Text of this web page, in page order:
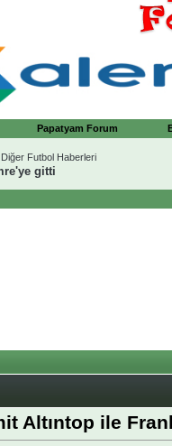
Papatyam Forum
Diğer Futbol Haberleri
gitti
Altıntop ile